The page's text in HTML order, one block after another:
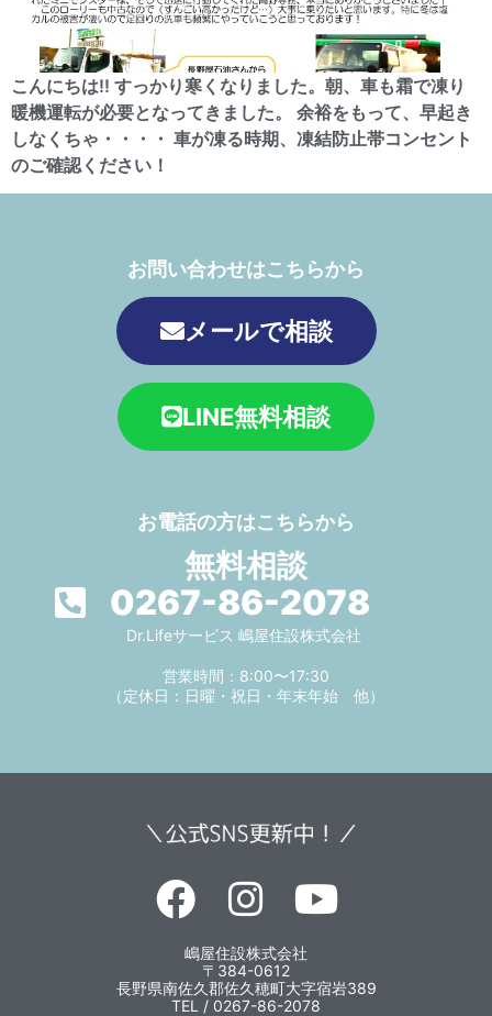
こんにちは!! すっかり寒くなりました。朝、車も霜で凍り
暖機運転が必要となってきました。 余裕をもって、早起き
しなくちゃ・・・・ 車が凍る時期、凍結防止帯コンセント
のご確認ください！
お問い合わせはこちらから
メールで相談
LINE無料相談
お電話の方はこちらから
無料相談
0267-86-2078
Dr.Lifeサービス 嶋屋住設株式会社
営業時間：8:00〜17:30
（定休日：日曜・祝日・年末年始 他）
嶋屋住設株式会社
〒384-0612
長野県南佐久郡佐久穂町大字宿岩389
TEL / 0267-86-2078